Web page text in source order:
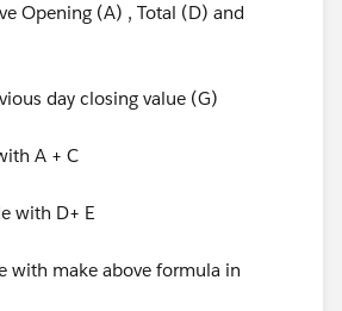
Opening (A) , Total (D) and
day closing value (G)
A + C
with D+ E
with make above formula in